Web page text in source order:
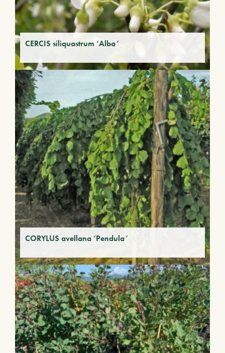
CERCIS siliquastrum ‘Alba’
CORYLUS avellana ‘Pendula’